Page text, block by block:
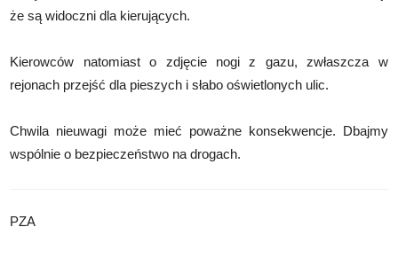
że są widoczni dla kierujących.
Kierowców natomiast o zdjęcie nogi z gazu, zwłaszcza w
rejonach przejść dla pieszych i słabo oświetlonych ulic.
Chwila nieuwagi może mieć poważne konsekwencje. Dbajmy
wspólnie o bezpieczeństwo na drogach.
PZA